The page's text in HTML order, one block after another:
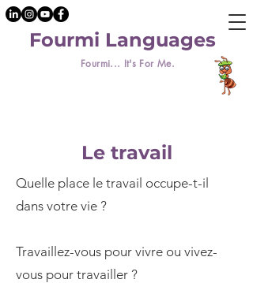
Fourmi... It's For Me.
Fourmi Languages
Le travail
Quelle place le travail occupe-t-il
dans votre vie ?
Travaillez-vous pour vivre ou vivez-
vous pour travailler ?